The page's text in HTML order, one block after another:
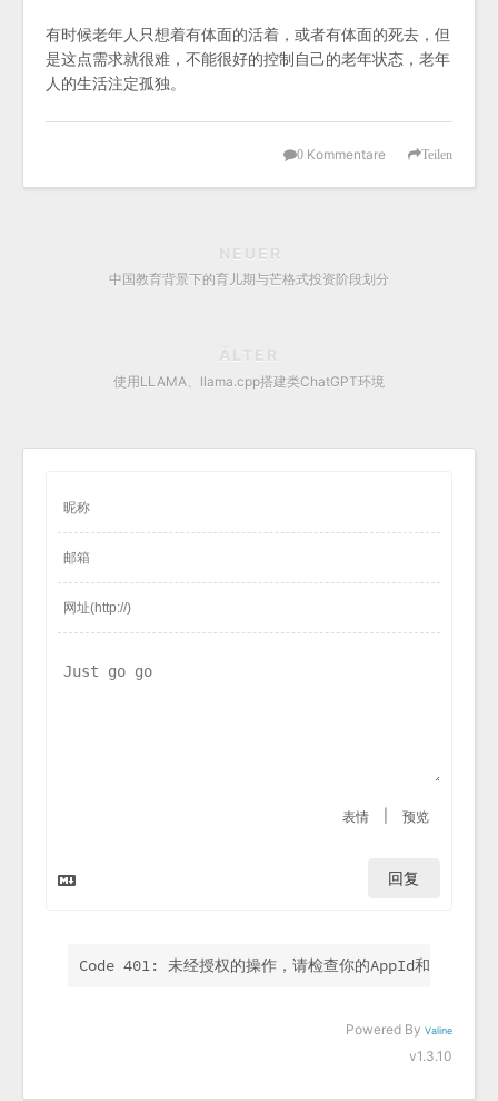
有时候老年人只想着有体面的活着，或者有体面的死去，但
是这点需求就很难，不能很好的控制自己的老年状态，老年
人的生活注定孤独。
Teilen
0 Kommentare
NEUER
中国教育背景下的育儿期与芒格式投资阶段划分
ÄLTER
使用LLAMA、llama.cpp搭建类ChatGPT环境
表情 预览
回复
Code 401: 未经授权的操作，请检查你的AppId和AppKey.
Powered By Valine
v1.3.10